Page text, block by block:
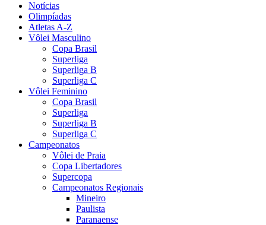
Notícias
Olimpíadas
Atletas A-Z
Vôlei Masculino
Copa Brasil
Superliga
Superliga B
Superliga C
Vôlei Feminino
Copa Brasil
Superliga
Superliga B
Superliga C
Campeonatos
Vôlei de Praia
Copa Libertadores
Supercopa
Campeonatos Regionais
Mineiro
Paulista
Paranaense